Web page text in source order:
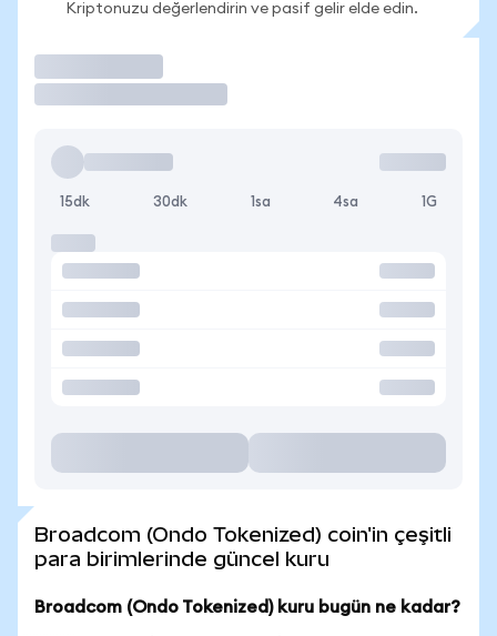
Kriptonuzu değerlendirin ve pasif gelir elde edin.
15dk 30dk 1sa 4sa 1G
Broadcom (Ondo Tokenized) coin'in çeşitli
para birimlerinde güncel kuru
Broadcom (Ondo Tokenized) kuru bugün ne kadar?